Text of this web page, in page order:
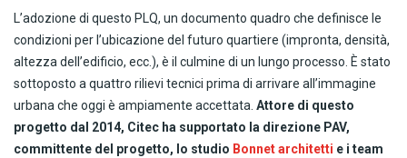
L’adozione di questo PLQ, un documento quadro che definisce le
condizioni per l’ubicazione del futuro quartiere (impronta, densità,
altezza dell’edificio, ecc.), è il culmine di un lungo processo. È stato
sottoposto a quattro rilievi tecnici prima di arrivare all’immagine
urbana che oggi è ampiamente accettata. Attore di questo
progetto dal 2014, Citec ha supportato la direzione PAV,
committente del progetto, lo studio Bonnet architetti e i team